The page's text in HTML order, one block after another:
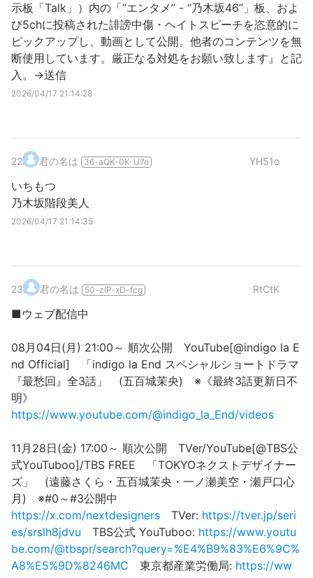
示板「Talk」）内の「“エンタメ” - “乃木坂46”」板、およ
び5chに投稿された誹謗中傷・ヘイトスピーチを恣意的に
ピックアップし、動画として公開。他者のコンテンツを無
断使用しています。厳正なる対処をお願い致します』と記
入。→送信
2026/04/17 21:14:28
22. 君の名は 36-aQK-0K-U7o YH51o
いちもつ
乃木坂階段美人
2026/04/17 21:14:35
23. 君の名は 50-zIP-xD-fcg RtCtK
■ウェブ配信中
08月04日(月) 21:00～ 順次公開 YouTube[@indigo la E
nd Official] 「indigo la End スペシャルショートドラマ
『最愁回』全3話」 (五百城茉央) ※《最終3話更新日不
明》
https://www.youtube.com/@indigo_la_End/videos
11月28日(金) 17:00～ 順次公開 TVer/YouTube[@TBS公
式YouTuboo]/TBS FREE 「TOKYOネクストデザイナー
ズ」 (遠藤さくら・五百城茉央・一ノ瀬美空・瀬戸口心
月) ※#0～#3公開中
https://x.com/nextdesigners TVer: https://tver.jp/seri
es/srslh8jdvu TBS公式 YouTuboo: https://www.youtu
be.com/@tbspr/search?query=%E4%B9%83%E6%9C%
A8%E5%9D%8246MC 東京都産業労働局: https://ww